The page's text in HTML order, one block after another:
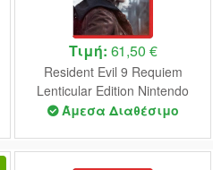
Τιμή: 61,50 €
Resident Evil 9 Requiem
Lenticular Edition Nintendo
Switch 2 NEW
Άμεσα Διαθέσιμο